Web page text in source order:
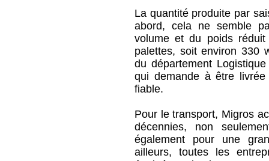
La quantité produite par
abord, cela ne semble
volume et du poids
palettes, soit environ 330
du département
qui demande à être
fiable.
Pour le transport, Migros
décennies, non
également pour une
ailleurs, toutes les